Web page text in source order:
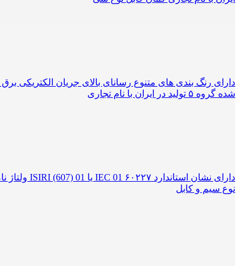
شده گروه ۵ تولید در ایران با نام تجاری
نوع سیم و کابل